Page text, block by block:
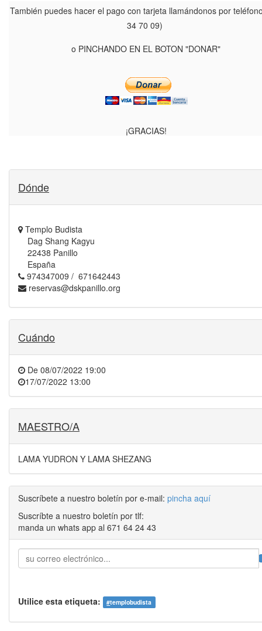
También puedes hacer el pago con tarjeta llamándonos por
34 70 09)
o PINCHANDO EN EL BOTON "DONAR"
¡GRACIAS!
Dónde
Templo Budista
Dag Shang Kagyu
22438 Panillo
España
974347009 / 671642443
reservas@dskpanillo.org
Cuándo
De 08/07/2022 19:00
17/07/2022 13:00
MAESTRO/A
LAMA YUDRON Y LAMA SHEZANG
Suscríbete a nuestro boletín por e-mail: pincha aquí
Suscríbte a nuestro boletín por tlf:
manda un whats app al 671 64 24 43
Utilice esta etiqueta: #templobudista